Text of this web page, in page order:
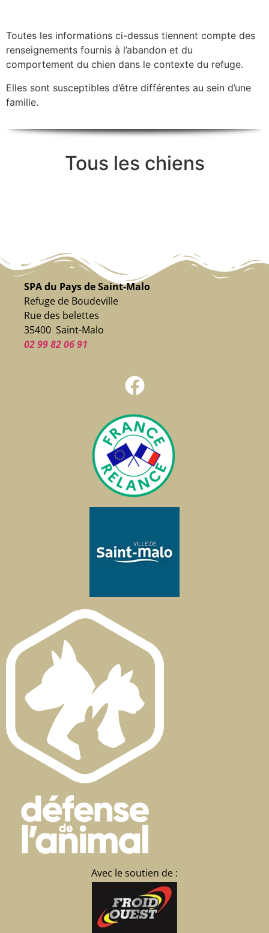
Toutes les informations ci-dessus tiennent compte des
renseignements fournis à l’abandon et du
comportement du chien dans le contexte du refuge.
Elles sont susceptibles d’être différentes au sein d’une
famille.
Tous les chiens
SPA du Pays de Saint-Malo
Refuge de Boudeville
Rue des belettes
35400 Saint-Malo
02 99 82 06 91
Avec le soutien de :